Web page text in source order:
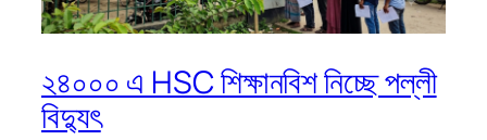
২৪০০০ এ HSC শিক্ষানবিশ নিচ্ছে পল্লী
বিদ্যুৎ